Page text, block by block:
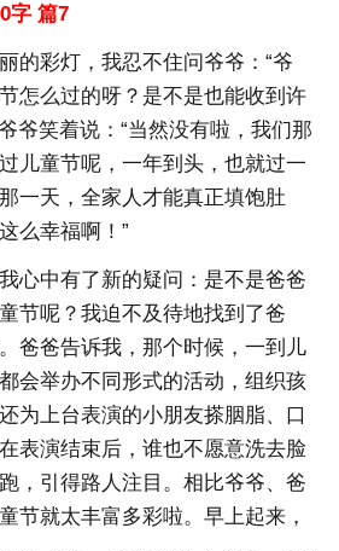
字 篇7
的彩灯，我忍不住问爷爷：“爷
怎么过的呀？是不是也能收到许
爷笑着说：“当然没有啦，我们那
儿童节呢，一年到头，也就过一
一天，全家人才能真正填饱肚
么幸福啊！”
心中有了新的疑问：是不是爸爸
节呢？我迫不及待地找到了爸
爸爸告诉我，那个时候，一到儿
会举办不同形式的活动，组织孩
为上台表演的小朋友搽胭脂、口
表演结束后，谁也不愿意洗去脸
，引得路人注目。相比爷爷、爸
节就太丰富多彩啦。早上起来，